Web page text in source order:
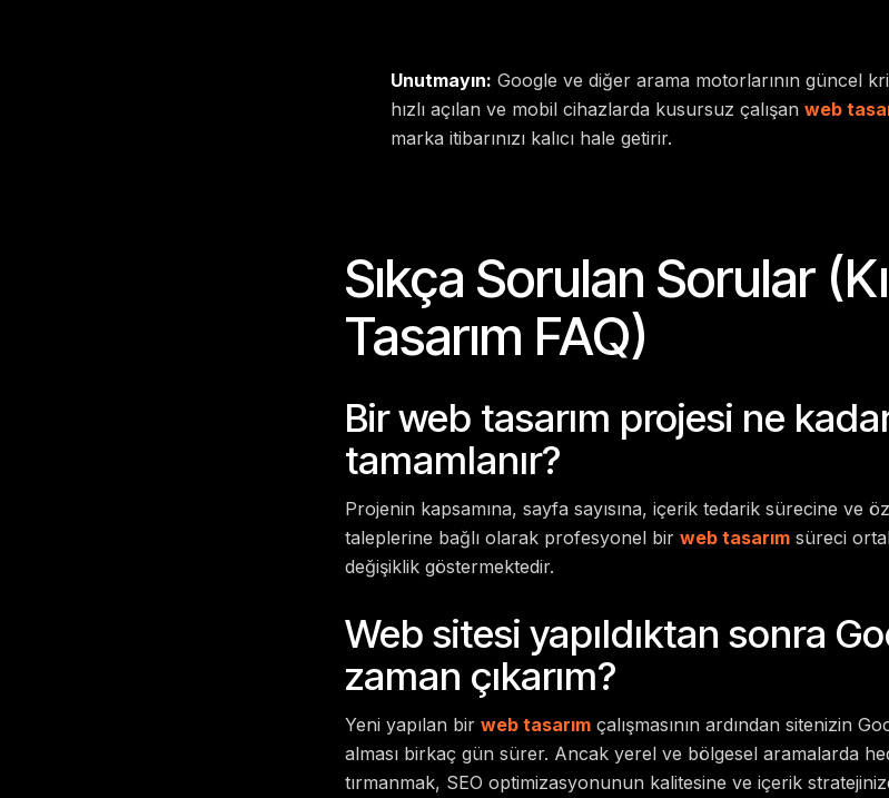
Unutmayın: Google ve diğer arama motorlarının güncel
hızlı açılan ve mobil cihazlarda kusursuz çalışanweb
marka itibarınızı kalıcı hale getirir.
Sıkça Sorulan Sorular
Tasarım FAQ)
Bir web tasarım projesi ne
tamamlanır?
Projenin kapsamına, sayfa sayısına, içerik tedarik sürecine ve
taleplerine bağlı olarak profesyonel bir web tasarımsüreci
değişiklik göstermektedir.
Web sitesi yapıldıktan sonra
zaman çıkarım?
Yeni yapılan bir web tasarımçalışmasının ardından sitenizin
alması birkaç gün sürer. Ancak yerel ve bölgesel aramalarda
tırmanmak, SEO optimizasyonunun kalitesine ve içerik